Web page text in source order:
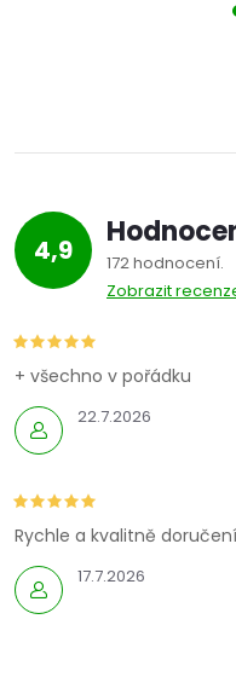
4,9
172 hodnocení
Zobrazit
22.7.2026
+ všechno v pořádku
17.7.2026
Rychle a kvalitně